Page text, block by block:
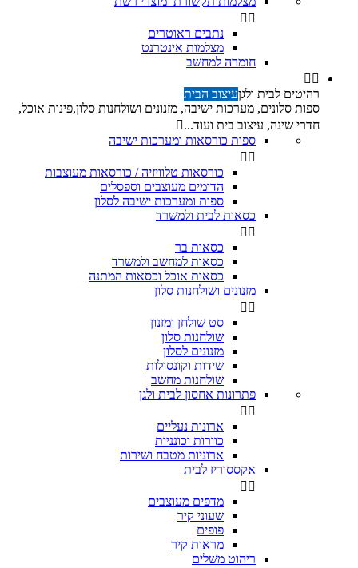
 
נתבים ראוטרים
מצלמות אינטרנט
חומרה למחשב
 
רהיטים לבית ולגןעיצוב הבית
ספות סלונים, מערכות ישיבה, מזנונים ושולחנות סלון,פינות אוכל,
חדרי שינה, עיצוב בית ועוד...
ספות כורסאות ומערכות ישיבה
 
כורסאות טלוויזיה / כורסאות מעוצבות
הדומים מעוצבים וספסלים
ספות ומערכות ישיבה לסלון
כסאות לבית ולמשרד
 
כסאות בר
כסאות למחשב ולמשרד
כסאות אוכל וכסאות המתנה
מזנונים ושולחנות סלון
 
סט שולחן ומזנון
שולחנות סלון
מזנונים לסלון
שידות וקונסולות
שולחנות מחשב
פתרונות אחסון לבית ולגן
 
ארונות נעליים
כוורות וכונניות
ארוניות מטבח ושירות
אקססוריז לבית
 
מדפים מעוצבים
שעוני קיר
פופים
מראות קיר
ריהוט משלים